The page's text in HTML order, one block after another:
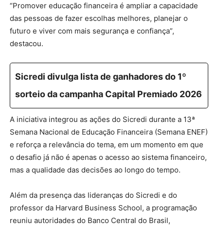
“Promover educação financeira é ampliar a capacidade
das pessoas de fazer escolhas melhores, planejar o
futuro e viver com mais segurança e confiança”,
destacou.
Sicredi divulga lista de ganhadores do 1º
sorteio da campanha Capital Premiado 2026
A iniciativa integrou as ações do Sicredi durante a 13ª
Semana Nacional de Educação Financeira (Semana ENEF)
e reforça a relevância do tema, em um momento em que
o desafio já não é apenas o acesso ao sistema financeiro,
mas a qualidade das decisões ao longo do tempo.
Além da presença das lideranças do Sicredi e do
professor da Harvard Business School, a programação
reuniu autoridades do Banco Central do Brasil,